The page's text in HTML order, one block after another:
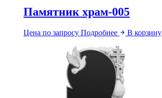
Памятник храм-005
Цена по запросу Подробнее В корзину